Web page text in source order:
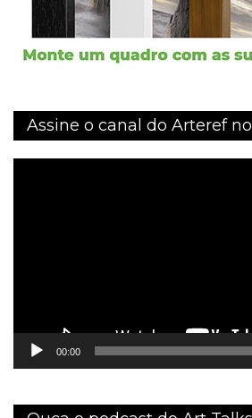
Assine o canal do Arteref
00:00